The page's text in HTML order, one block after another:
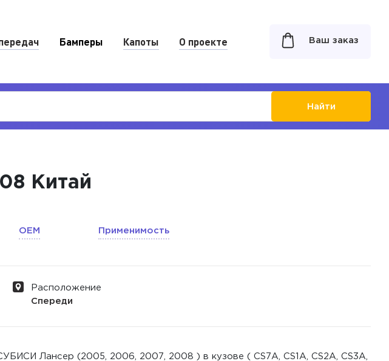
Бамперы Капоты О проекте Ваш заказ
Найти
Китай
OEM Применимость
Расположение
Спереди
Лансер (2005, 2006, 2007, 2008 ) в кузове ( CS7A, CS1A, CS2A, CS3A,